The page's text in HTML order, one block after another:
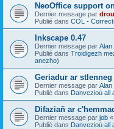
NeoOffice support
Dernier message par
Publié dans COL -
Inkscape 0.47
Dernier message par Alan
Publié dans Troidigezh
anezho)
Geriadur ar
Dernier message par Alan
Publié dans Danvezioù all
Difaziañ ar
Dernier message par job «
Publié dans Danvezioù all